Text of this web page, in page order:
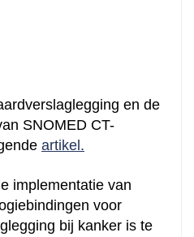
en de
SNOMED CT-
artikel.
implementatie van
voor
bij kanker is te